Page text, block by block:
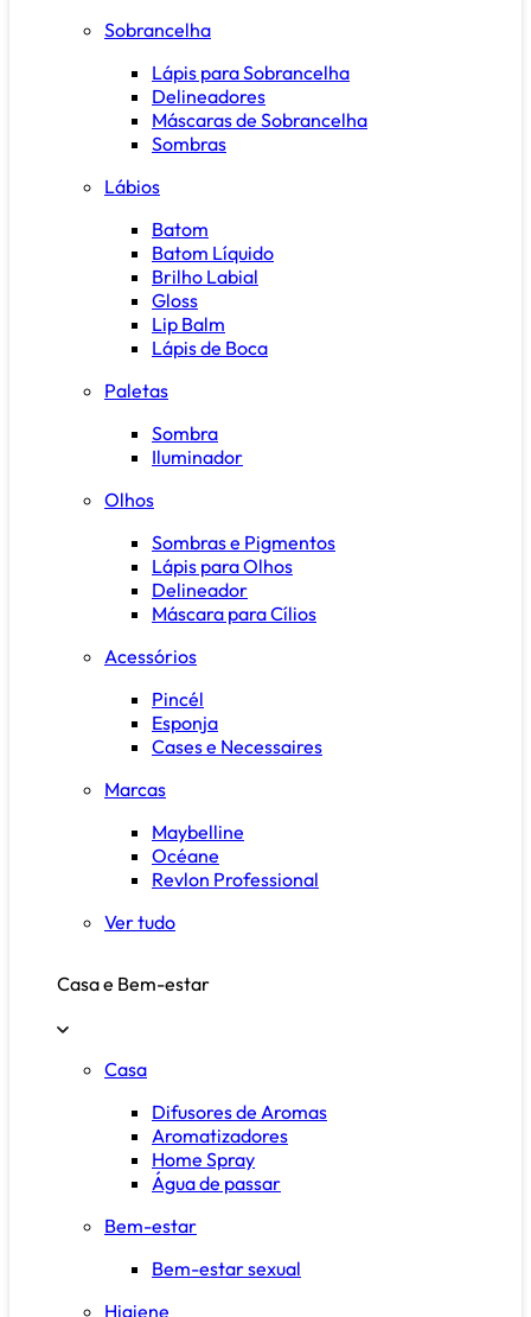
Sobrancelha
Lápis para Sobrancelha
Delineadores
Máscaras de Sobrancelha
Sombras
Lábios
Batom
Batom Líquido
Brilho Labial
Gloss
Lip Balm
Lápis de Boca
Paletas
Sombra
Iluminador
Olhos
Sombras e Pigmentos
Lápis para Olhos
Delineador
Máscara para Cílios
Acessórios
Pincél
Esponja
Cases e Necessaires
Marcas
Maybelline
Océane
Revlon Professional
Ver tudo
Casa e Bem-estar
Casa
Difusores de Aromas
Aromatizadores
Home Spray
Água de passar
Bem-estar
Bem-estar sexual
Higiene